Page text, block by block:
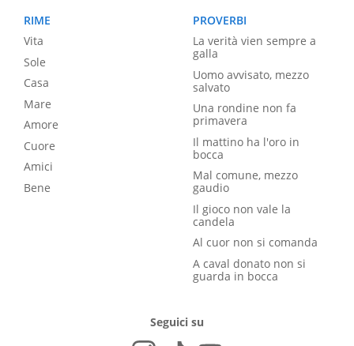
RIME
Vita
Sole
Casa
Mare
Amore
Cuore
Amici
Bene
PROVERBI
La verità vien sempre a
galla
Uomo avvisato, mezzo
salvato
Una rondine non fa
primavera
Il mattino ha l'oro in
bocca
Mal comune, mezzo
gaudio
Il gioco non vale la
candela
Al cuor non si comanda
A caval donato non si
guarda in bocca
Seguici su